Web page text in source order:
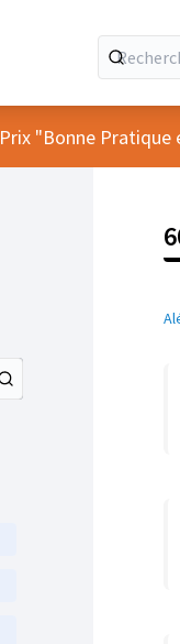
Prix "Bonne Pratique